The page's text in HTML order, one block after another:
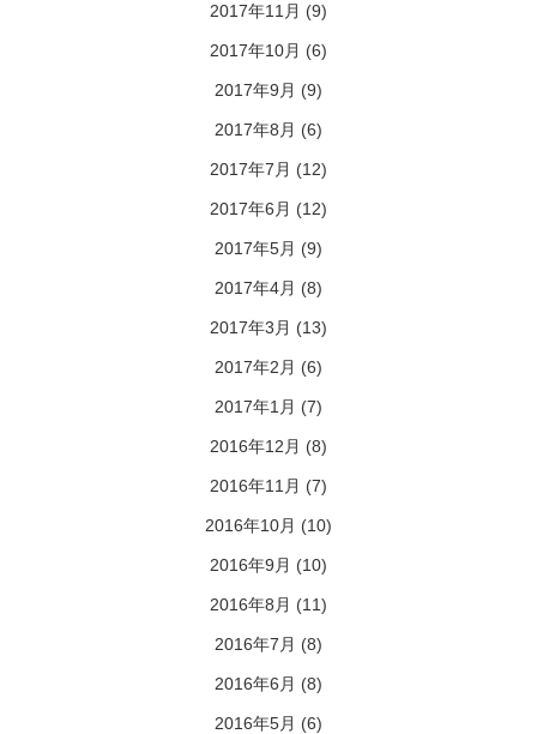
2017年11月 (9)
2017年10月 (6)
2017年9月 (9)
2017年8月 (6)
2017年7月 (12)
2017年6月 (12)
2017年5月 (9)
2017年4月 (8)
2017年3月 (13)
2017年2月 (6)
2017年1月 (7)
2016年12月 (8)
2016年11月 (7)
2016年10月 (10)
2016年9月 (10)
2016年8月 (11)
2016年7月 (8)
2016年6月 (8)
2016年5月 (6)